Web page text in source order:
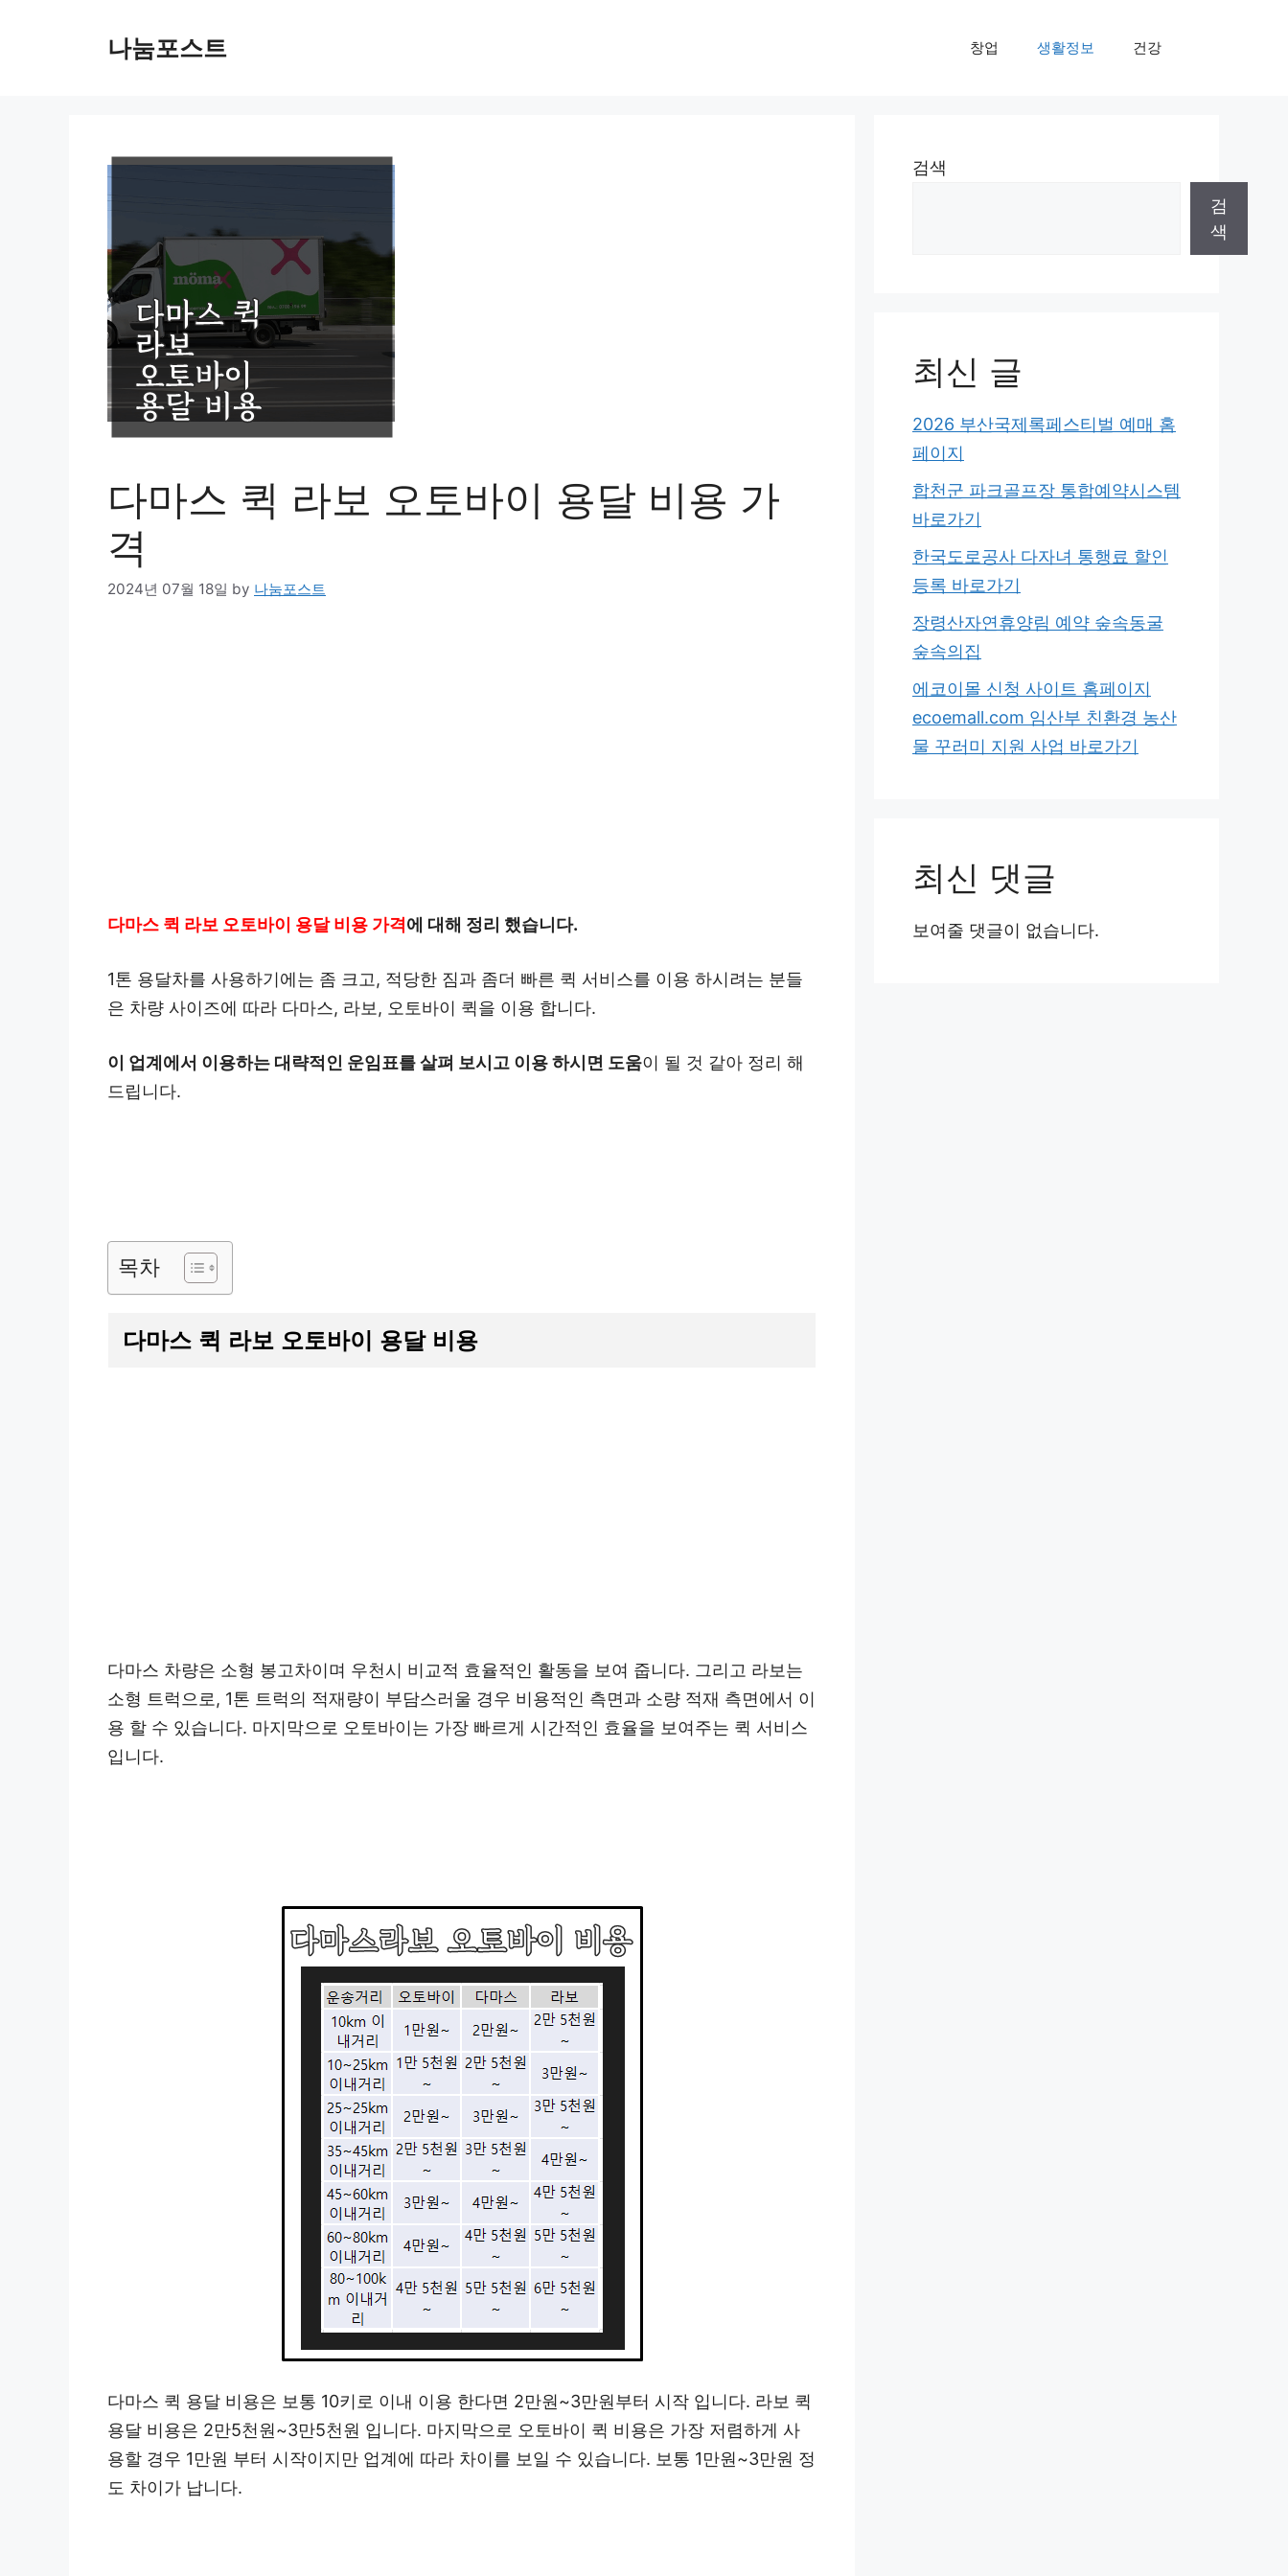
나눔포스트 창업 생활정보 건강
다마스 퀵 라보 오토바이 용달 비용 가
격
2024년 07월 18일 by 나눔포스트
다마스 퀵 라보 오토바이 용달 비용 가격에 대해 정리 했습니다.
1톤 용달차를 사용하기에는 좀 크고, 적당한 짐과 좀더 빠른 퀵 서비스를 이용 하시려는 분들
은 차량 사이즈에 따라 다마스, 라보, 오토바이 퀵을 이용 합니다.
이 업계에서 이용하는 대략적인 운임표를 살펴 보시고 이용 하시면 도움이 될 것 같아 정리 해
드립니다.
목차
다마스 퀵 라보 오토바이 용달 비용
다마스 차량은 소형 봉고차이며 우천시 비교적 효율적인 활동을 보여 줍니다. 그리고 라보는
소형 트럭으로, 1톤 트럭의 적재량이 부담스러울 경우 비용적인 측면과 소량 적재 측면에서 이
용 할 수 있습니다. 마지막으로 오토바이는 가장 빠르게 시간적인 효율을 보여주는 퀵 서비스
입니다.
다마스 퀵 용달 비용은 보통 10키로 이내 이용 한다면 2만원~3만원부터 시작 입니다. 라보 퀵
용달 비용은 2만5천원~3만5천원 입니다. 마지막으로 오토바이 퀵 비용은 가장 저렴하게 사
용할 경우 1만원 부터 시작이지만 업계에 따라 차이를 보일 수 있습니다. 보통 1만원~3만원 정
도 차이가 납니다.
검색
검
색
최신 글
2026 부산국제록페스티벌 예매 홈
페이지
합천군 파크골프장 통합예약시스템
바로가기
한국도로공사 다자녀 통행료 할인
등록 바로가기
장령산자연휴양림 예약 숲속동굴
숲속의집
에코이몰 신청 사이트 홈페이지
ecoemall.com 임산부 친환경 농산
물 꾸러미 지원 사업 바로가기
최신 댓글
보여줄 댓글이 없습니다.